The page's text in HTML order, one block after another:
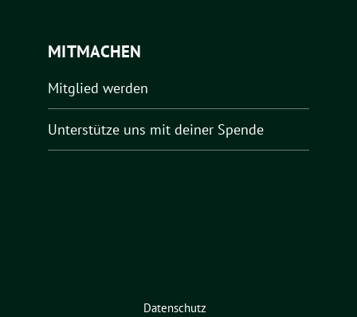
MITMACHEN
Mitglied werden
Unterstütze uns mit deiner Spende
Datenschutz